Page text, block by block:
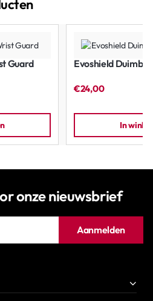
Guard Evoshield
€24,00
In
onze nieuwsbrief
Aanmelden